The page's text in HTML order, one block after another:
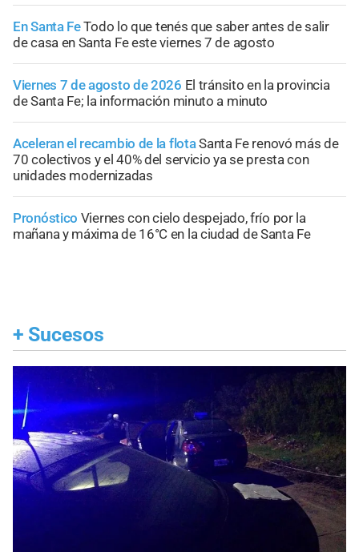
En Santa FeTodo lo que tenés que saber antes de salir
de casa en Santa Fe este viernes 7 de agosto
Viernes 7 de agosto de 2026 El tránsito en la provincia
de Santa Fe; la información minuto a minuto
Aceleran el recambio de la flotaSanta Fe renovó más de
70 colectivos y el 40% del servicio ya se presta con
unidades modernizadas
Pronóstico Viernes con cielo despejado, frío por la
mañana y máxima de 16°C en la ciudad de Santa Fe
+ Sucesos